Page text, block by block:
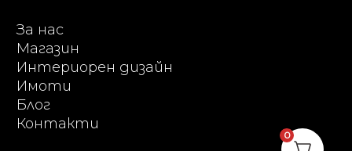
За нас
Магазин
Интериорен дизайн
Имоти
Блог
Контакти
0